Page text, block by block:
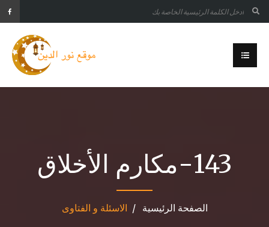
143-مكارم الأخلاق
الصفحة الرئيسية الاسئلة و الفتاوى